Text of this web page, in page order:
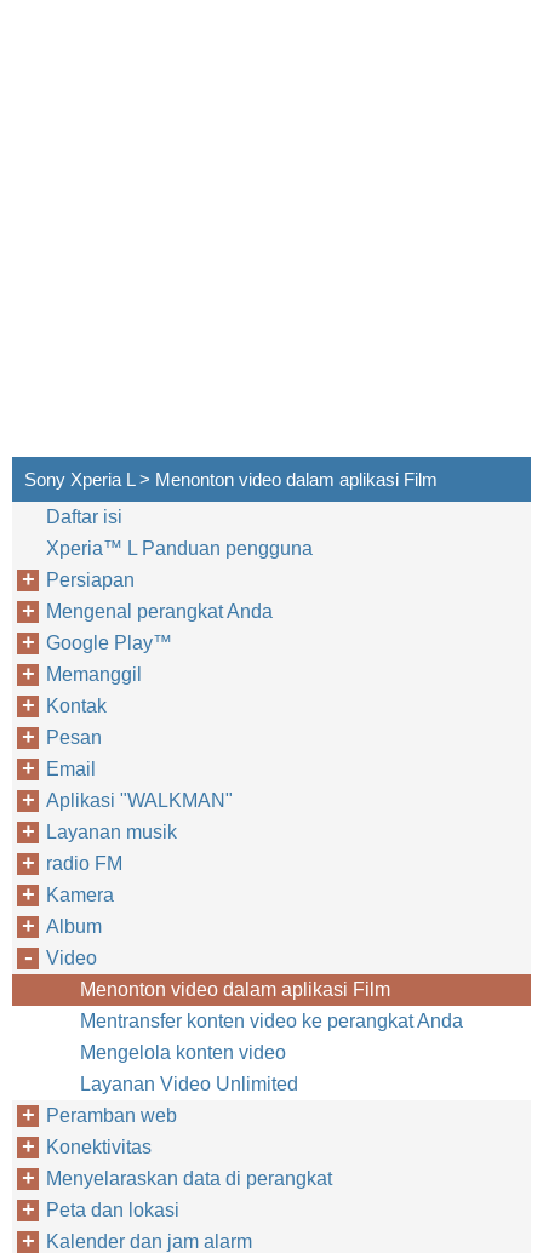
Sony Xperia L > Menonton video dalam aplikasi Film
Daftar isi
Xperia™‎ L Panduan pengguna
Persiapan
Mengenal perangkat Anda
Google Play™‎
Memanggil
Kontak
Pesan
Email
Aplikasi "WALKMAN"
Layanan musik
radio FM
Kamera
Album
Video
Menonton video dalam aplikasi Film
Mentransfer konten video ke perangkat Anda
Mengelola konten video
Layanan Video Unlimited
Peramban web
Konektivitas
Menyelaraskan data di perangkat
Peta dan lokasi
Kalender dan jam alarm